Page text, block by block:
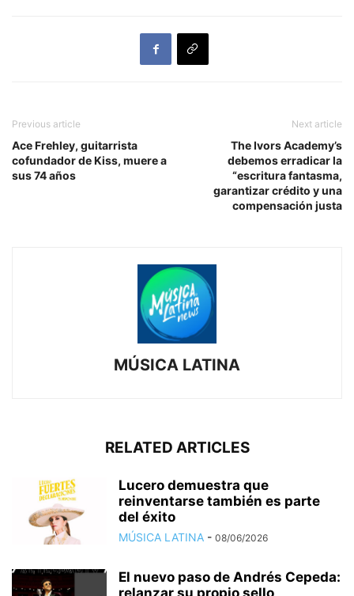
Previous article
Ace Frehley, guitarrista
cofundador de Kiss, muere a
sus 74 años
Next article
The Ivors Academy’s
debemos erradicar la
“escritura fantasma,
garantizar crédito y una
compensación justa
MÚSICA LATINA
RELATED ARTICLES
Lucero demuestra que
reinventarse también es parte
del éxito
MÚSICA LATINA - 08/06/2026
El nuevo paso de Andrés Cepeda:
relanzar su propio sello